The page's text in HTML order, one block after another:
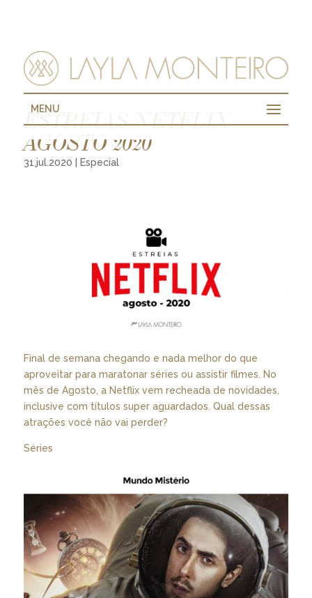
MENU
ESTREIAS NETFLIX
AGOSTO 2020
31.jul.2020 Especial
Final de semana chegando e nada melhor do que
aproveitar para maratonar séries ou assistir filmes. No
mês de Agosto, a Netflix vem recheada de novidades,
inclusive com títulos super aguardados. Qual dessas
atrações você não vai perder?
Séries